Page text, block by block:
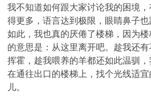
我不知道如何跟大家讨论我的困境
得更多，语言达到极限，眼睛鼻子
如此，我也真的厌倦了楼梯，因为
的意思是：从这里离开吧。趁我还
挥霍，趁我喂养的羊都还如此温驯，
在通往出口的楼梯上，找个光线适
儿。